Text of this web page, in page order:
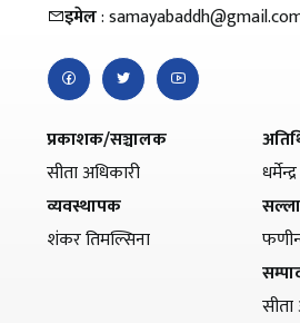
इमेल:
प्रकाशक/सञ्चालक
सीता अधिकारी
व्यवस्थापक
शंकर तिमल्सिना